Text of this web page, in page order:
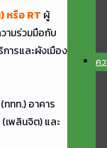
ค
หรือ RT ผู้
ามร่วมมือกับ
ารและผังเมือง
ทท.) อาคาร
เพลินจิต) และ